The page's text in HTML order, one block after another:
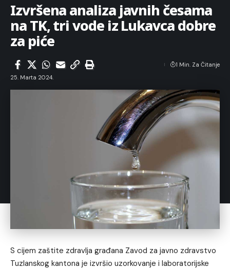
Izvršena analiza javnih česama
na TK, tri vode iz Lukavca dobre
za piće
25. Marta 2024.
1 Min. Za Čitanje
S cijem zaštite zdravlja građana Zavod za javno zdravstvo
Tuzlanskog kantona je izvršio uzorkovanje i laboratorijske